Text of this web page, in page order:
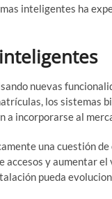
inteligentes ha
nuevas
los sistemas
a incorporarse al
una cuestión
y aumentar
pueda